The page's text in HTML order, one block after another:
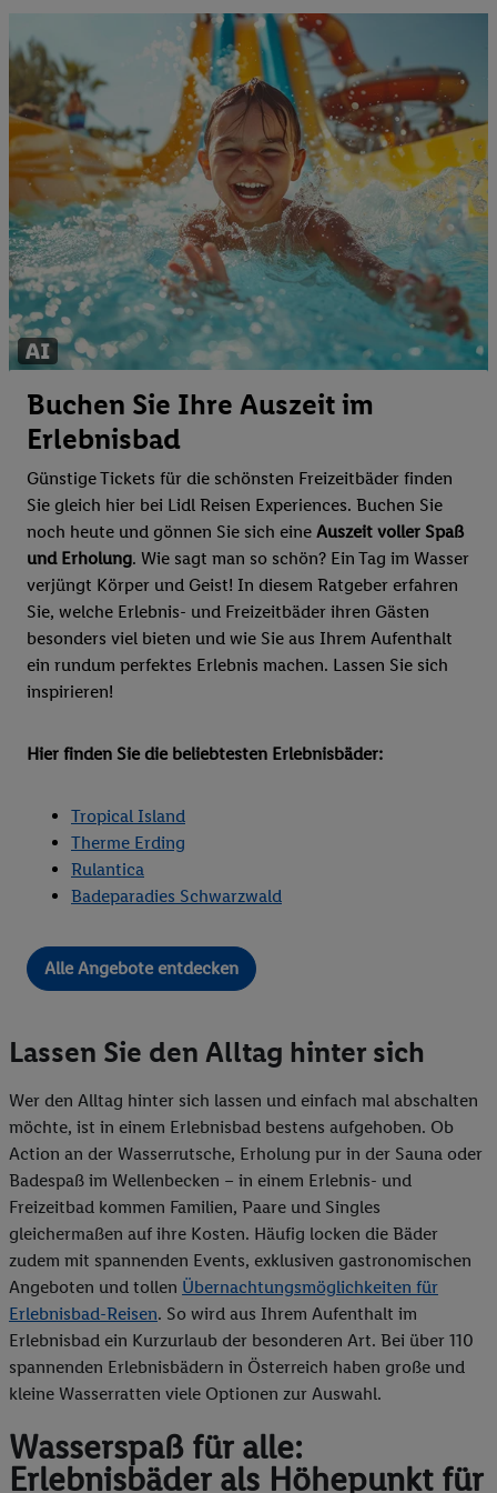
Buchen Sie Ihre Auszeit im
Erlebnisbad
Günstige Tickets für die schönsten Freizeitbäder finden
Sie gleich hier bei Lidl Reisen Experiences. Buchen Sie
noch heute und gönnen Sie sich eine Auszeit voller Spaß
und Erholung. Wie sagt man so schön? Ein Tag im Wasser
verjüngt Körper und Geist! In diesem Ratgeber erfahren
Sie, welche Erlebnis- und Freizeitbäder ihren Gästen
besonders viel bieten und wie Sie aus Ihrem Aufenthalt
ein rundum perfektes Erlebnis machen. Lassen Sie sich
inspirieren!
Hier finden Sie die beliebtesten Erlebnisbäder:
Tropical Island
Therme Erding
Rulantica
Badeparadies Schwarzwald
Alle Angebote entdecken
Lassen Sie den Alltag hinter sich
Wer den Alltag hinter sich lassen und einfach mal abschalten
möchte, ist in einem Erlebnisbad bestens aufgehoben. Ob
Action an der Wasserrutsche, Erholung pur in der Sauna oder
Badespaß im Wellenbecken – in einem Erlebnis- und
Freizeitbad kommen Familien, Paare und Singles
gleichermaßen auf ihre Kosten. Häufig locken die Bäder
zudem mit spannenden Events, exklusiven gastronomischen
Angeboten und tollen Übernachtungsmöglichkeiten für
Erlebnisbad-Reisen. So wird aus Ihrem Aufenthalt im
Erlebnisbad ein Kurzurlaub der besonderen Art. Bei über 110
spannenden Erlebnisbädern in Österreich haben große und
kleine Wasserratten viele Optionen zur Auswahl.
Wasserspaß für alle:
Erlebnisbäder als Höhepunkt für